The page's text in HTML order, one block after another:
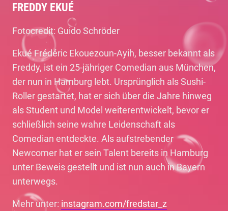
FREDDY EKUÉ
Fotocredit: Guido Schröder
Ekué Frédéric Ekouezoun-Ayih, besser bekannt als
Freddy, ist ein 25-jähriger Comedian aus München,
der nun in Hamburg lebt. Ursprünglich als Sushi-
Roller gestartet, hat er sich über die Jahre hinweg
als Student und Model weiterentwickelt, bevor er
schließlich seine wahre Leidenschaft als
Comedian entdeckte. Als aufstrebender
Newcomer hat er sein Talent bereits in Hamburg
unter Beweis gestellt und ist nun auch in Bayern
unterwegs.
Mehr unter: instagram.com/fredstar_z